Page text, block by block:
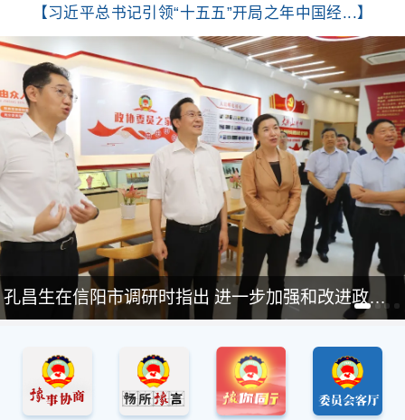
【习近平总书记引领“十五五”开局之年中国经...】
孔昌生在信阳市调研时指出 进一步加强和改进政协工作 以实干实...